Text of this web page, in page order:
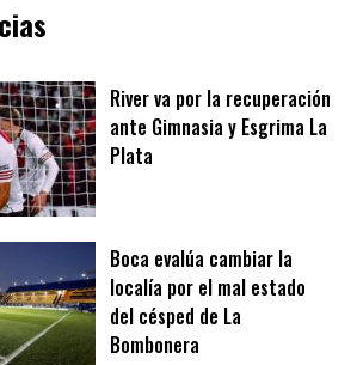
River va por la recuperación
ante Gimnasia y Esgrima La
Plata
Boca evalúa cambiar la
localía por el mal estado
del césped de La
Bombonera